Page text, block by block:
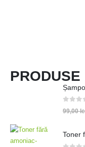
PRODUSE
99,00
Toner